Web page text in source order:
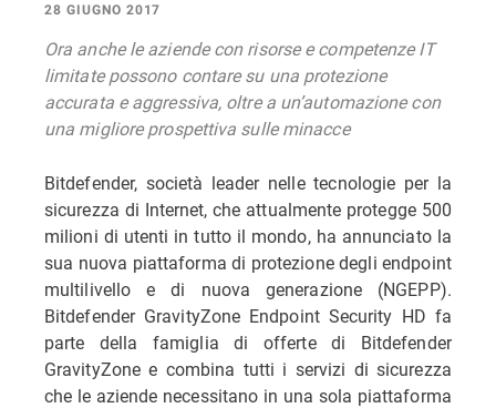
28 GIUGNO 2017
Ora anche le aziende con risorse e competenze IT
limitate possono contare su una protezione
accurata e aggressiva, oltre a un’automazione con
una migliore prospettiva sulle minacce
Bitdefender, società leader nelle tecnologie per la
sicurezza di Internet, che attualmente protegge 500
milioni di utenti in tutto il mondo, ha annunciato la
sua nuova piattaforma di protezione degli endpoint
multilivello e di nuova generazione (NGEPP).
Bitdefender GravityZone Endpoint Security HD fa
parte della famiglia di offerte di Bitdefender
GravityZone e combina tutti i servizi di sicurezza
che le aziende necessitano in una sola piattaforma